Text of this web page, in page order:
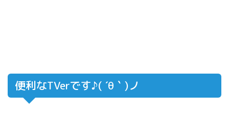
便利なTVerです♪( ´θ｀)ノ